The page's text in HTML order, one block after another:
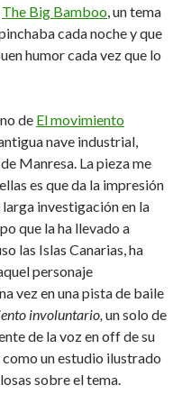
The Big Bamboo, un tema
cada noche y que
humor cada vez que lo
de El movimiento
nave industrial,
Manresa. La pieza me
es que da la impresión
larga investigación en la
que la ha llevado a
las Islas Canarias, ha
personaje
vez en una pista de baile
involuntario, un solo de
de la voz en off de su
un estudio ilustrado
sobre el tema.